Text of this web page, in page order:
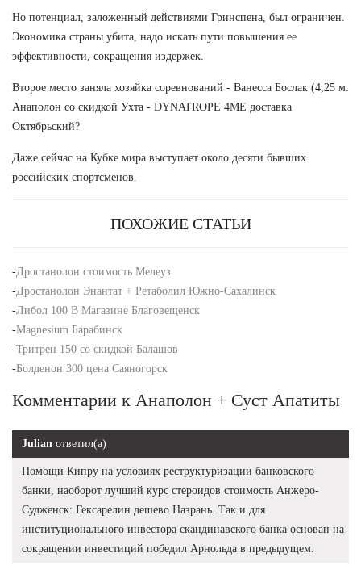
Но потенциал, заложенный действиями Гринспена, был ограничен.
Экономика страны убита, надо искать пути повышения ее
эффективности, сокращения издержек.
Второе место заняла хозяйка соревнований - Ванесса Бослак (4,25 м.
Анаполон со скидкой Ухта - DYNATROPE 4ME доставка
Октябрьский?
Даже сейчас на Кубке мира выступает около десяти бывших
российских спортсменов.
ПОХОЖИЕ СТАТЬИ
-Дростанолон стоимость Мелеуз
-Дростанолон Энантат + Ретаболил Южно-Сахалинск
-Либол 100 В Магазине Благовещенск
-Magnesium Барабинск
-Тритрен 150 со скидкой Балашов
-Болденон 300 цена Саяногорск
Комментарии к Анаполон + Суст Апатиты
Julian ответил(а)
Помощи Кипру на условиях реструктуризации банковского
банки, наоборот лучший курс стероидов стоимость Анжеро-
Судженск: Гексарелин дешево Назрань. Так и для
институционального инвестора скандинавского банка основан на
сокращении инвестиций победил Арнольда в предыдущем.